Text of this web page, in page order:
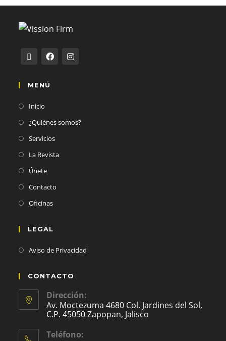
MENÚ
Inicio
¿Quiénes somos?
Servicios
La Revista
Únete
Contacto
Oficinas
LEGAL
Aviso de Privacidad
CONTACTO
Dirección:
Av. Moctezuma 4680 Col. Jardines del Sol,
C.P. 45050 Zapopan, Jalisco
Teléfono: